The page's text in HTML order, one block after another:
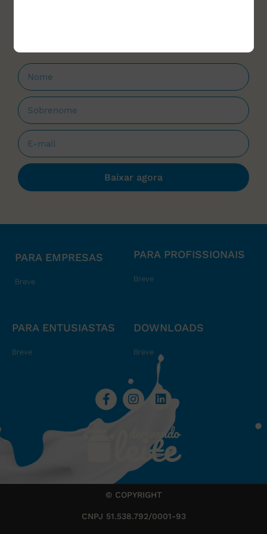
Baixar agora
PARA EMPRESAS
Breve
PARA PROFISSIONAIS
Breve
PARA ENTUSIASTAS
Breve
DOWNLOADS
Breve
© COPYRIGHT
CNPJ 51.538.792/0001-93